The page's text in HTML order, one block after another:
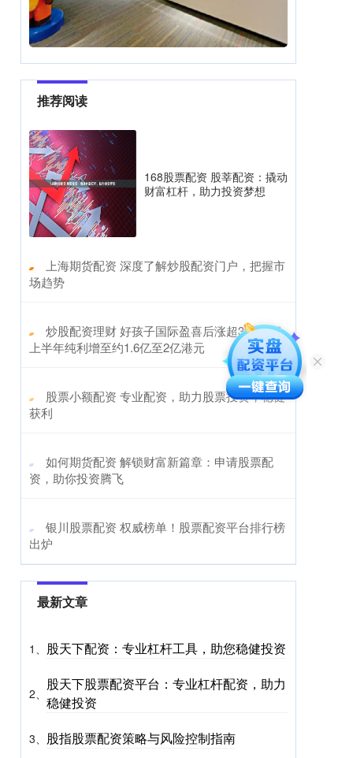
推荐阅读
168股票配资 股莘配资：撬动
财富杠杆，助力投资梦想
​上海期货配资 深度了解炒股配资门户，把握市
场趋势
​炒股配资理财 好孩子国际盈喜后涨超3% 预期
上半年纯利增至约1.6亿至2亿港元
​股票小额配资 专业配资，助力股票投资，稳健
获利
​如何期货配资 解锁财富新篇章：申请股票配
资，助你投资腾飞
​银川股票配资 权威榜单！股票配资平台排行榜
出炉
最新文章
1、 股天下配资：专业杠杆工具，助您稳健投资
2、
股天下股票配资平台：专业杠杆配资，助力
稳健投资
3、 股指股票配资策略与风险控制指南